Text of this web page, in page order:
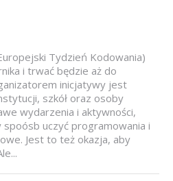
Tydzień Kodowania)
i trwać będzie aż do
inicjatywy jest
szkół oraz osoby
wydarzenia i aktywności,
uczyć programowania i
Jest to też okazja, aby